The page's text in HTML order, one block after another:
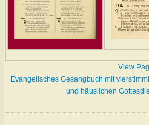
View
Evangelisches Gesangbuch mit
und häuslichen